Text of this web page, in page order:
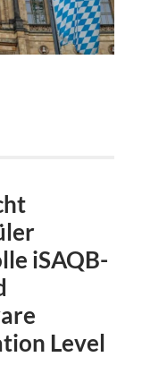
iSAQB-
Level